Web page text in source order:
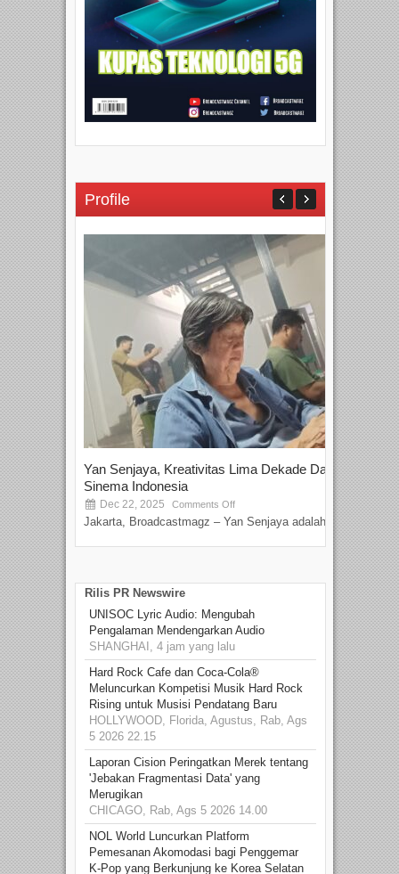
Profile
Yan Senjaya, Kreativitas Lima Dekade Dalam
Sinema Indonesia
Dec 22, 2025 Comments Off
Jakarta, Broadcastmagz – Yan Senjaya adalah...
Rilis PR Newswire
UNISOC Lyric Audio: Mengubah
Pengalaman Mendengarkan Audio
SHANGHAI, 4 jam yang lalu
Hard Rock Cafe dan Coca-Cola®
Meluncurkan Kompetisi Musik Hard Rock
Rising untuk Musisi Pendatang Baru
HOLLYWOOD, Florida, Agustus, Rab, Ags
5 2026 22.15
Laporan Cision Peringatkan Merek tentang
'Jebakan Fragmentasi Data' yang
Merugikan
CHICAGO, Rab, Ags 5 2026 14.00
NOL World Luncurkan Platform
Pemesanan Akomodasi bagi Penggemar
K-Pop yang Berkunjung ke Korea Selatan